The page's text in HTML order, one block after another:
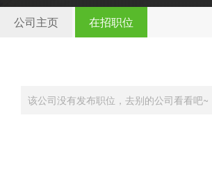
公司主页 在招职位
该公司没有发布职位，去别的公司看看吧~